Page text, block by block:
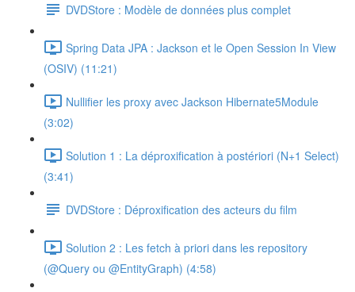
DVDStore : Modèle de données plus complet
Spring Data JPA : Jackson et le Open Session In View
(OSIV) (11:21)
Nullifier les proxy avec Jackson Hibernate5Module
(3:02)
Solution 1 : La déproxification à postériori (N+1 Select)
(3:41)
DVDStore : Déproxification des acteurs du film
Solution 2 : Les fetch à priori dans les repository
(@Query ou @EntityGraph) (4:58)